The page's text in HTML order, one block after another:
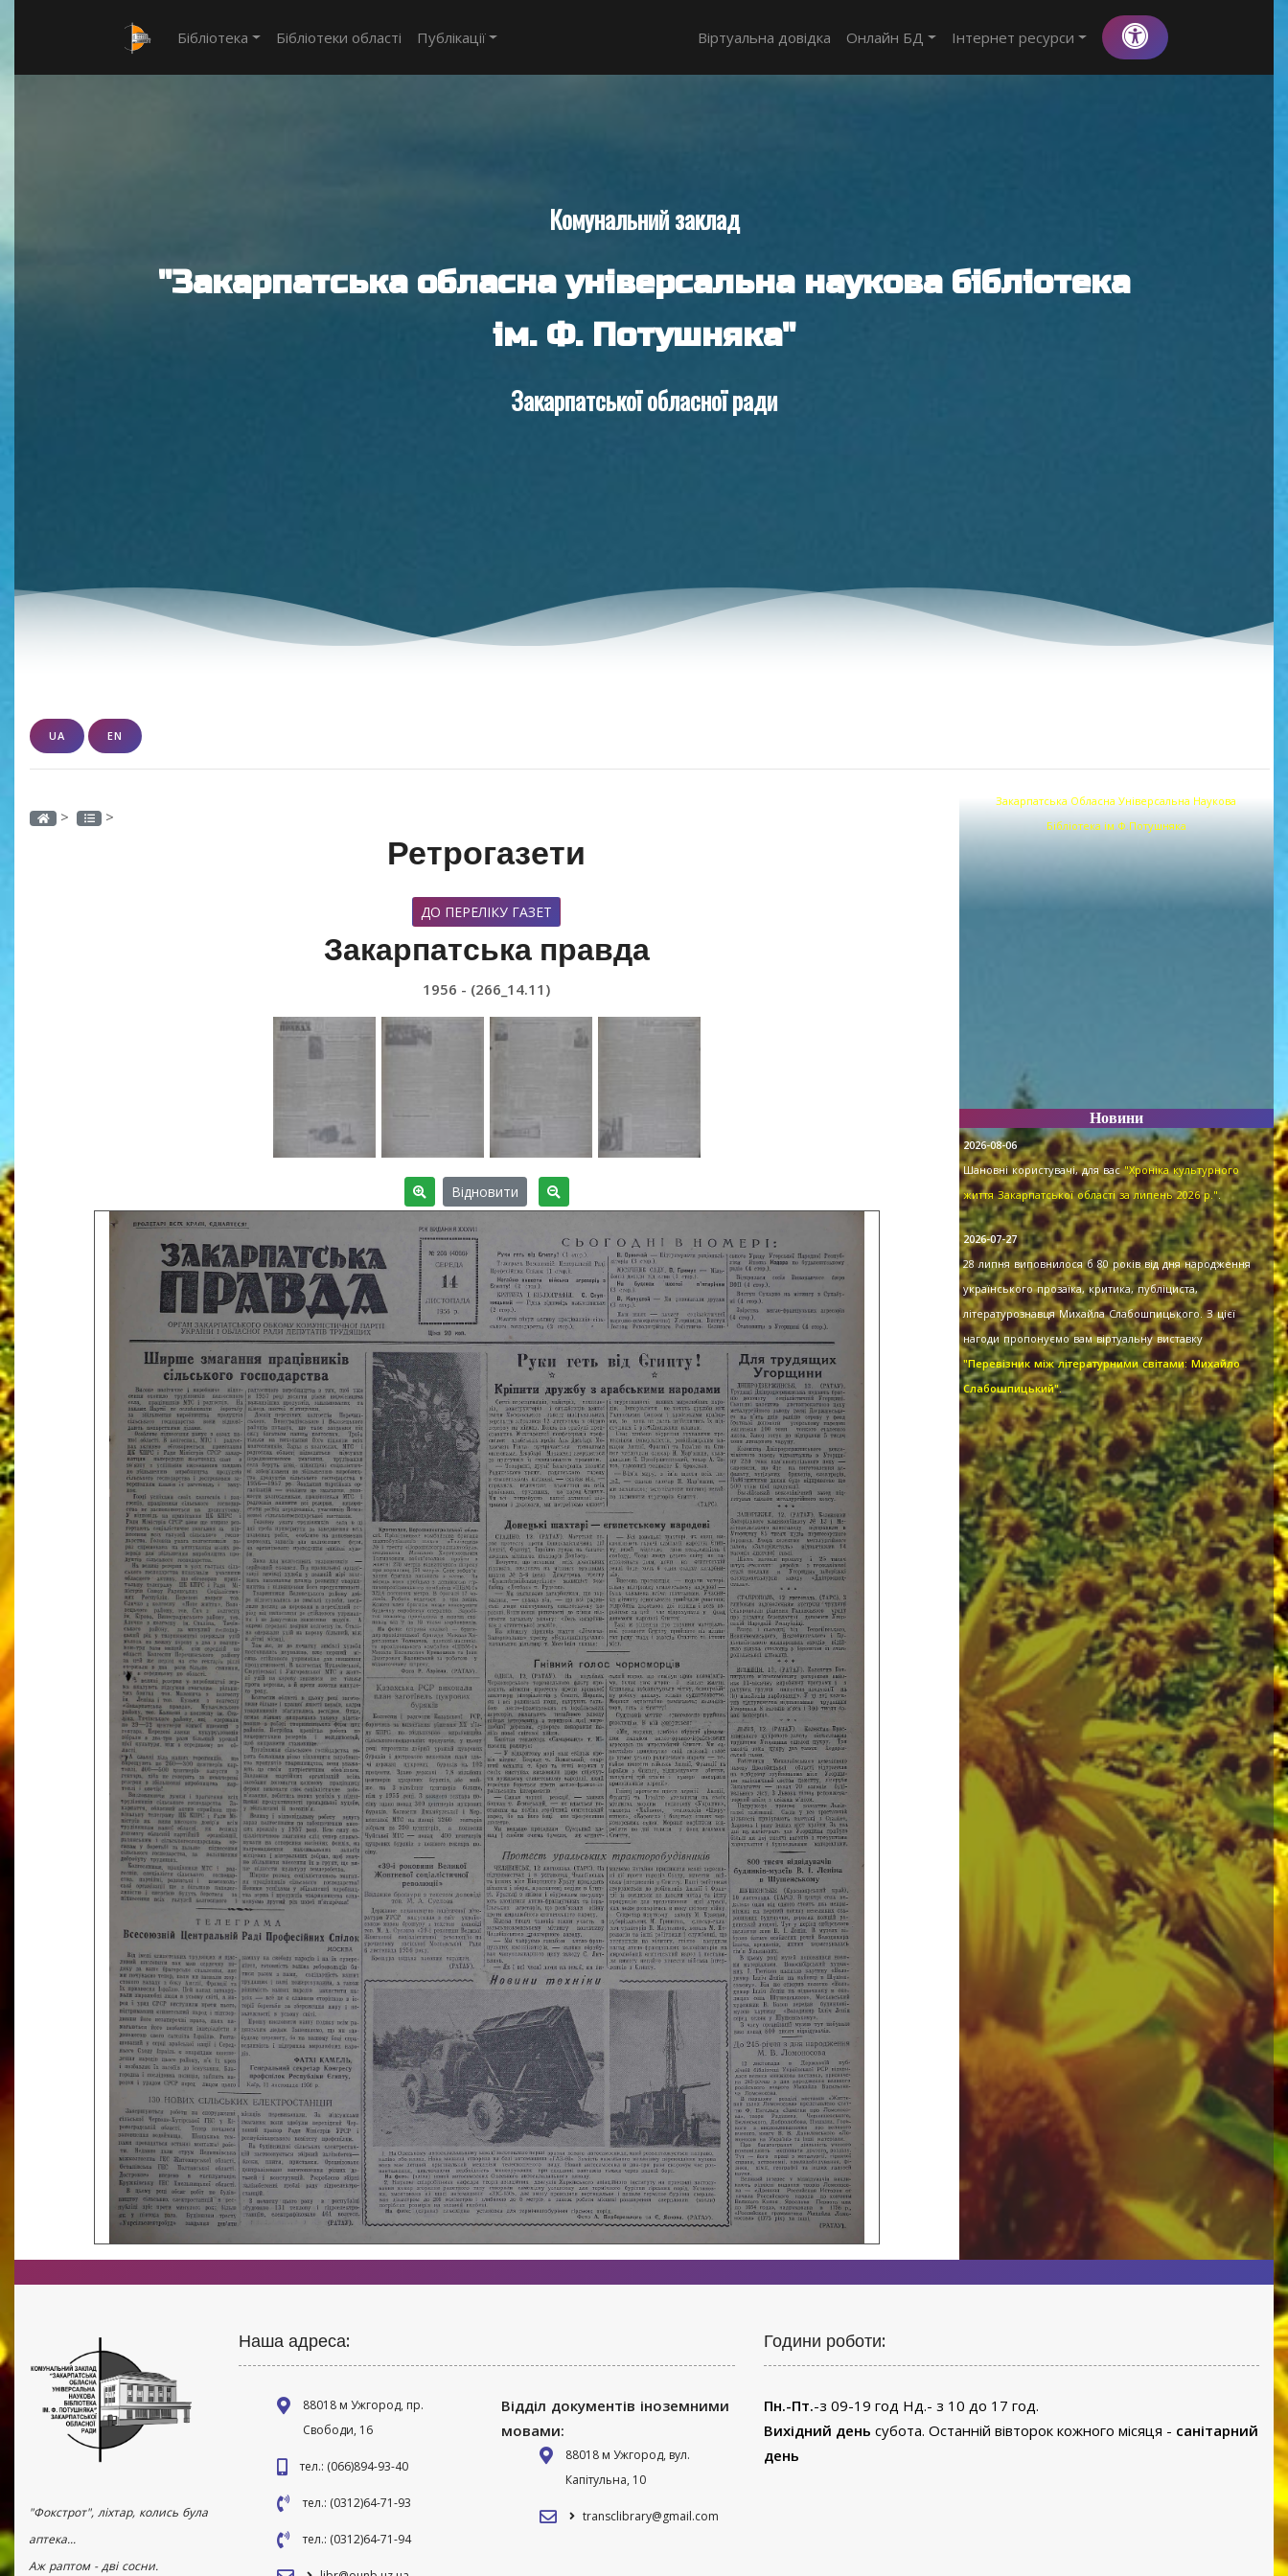
Бібліотека Бібліотеки області Публікації Віртуальна довідка Онлайн БД Інтернет ресурси
Комунальний заклад
"Закарпатська обласна універсальна наукова бібліотека
ім. Ф. Потушняка"
Закарпатської обласної ради
UA EN
> >
Ретрогазети
ДО ПЕРЕЛІКУ ГАЗЕТ
Закарпатська правда
1956 - (266_14.11)
Відновити
Закарпатська Обласна Універсальна Наукова
Бібліотека ім.Ф.Потушняка
Новини
2026-08-06
Шановні користувачі, для вас"Хроніка культурного
життя Закарпатської області за липень 2026 р.".
2026-07-27
28 липня виповнилося б 80 років від дня народження
українського прозаїка, критика, публіциста,
літературознавця Михайла Слабошпицького. З цієї
нагоди пропонуємо вам віртуальну виставку
"Перевізник між літературними світами: Михайло
Слабошпицький".
"Фокстрот", ліхтар, колись була
аптека...
Аж раптом - дві сосни.
Наша адреса:
88018 м Ужгород, пр.
Свободи, 16
тел.: (066)894-93-40
тел.: (0312)64-71-93
тел.: (0312)64-71-94
Відділ документів іноземними
мовами:
88018 м Ужгород, вул.
Капітульна, 10
transclibrary@gmail.com
Години роботи:
Пн.-Пт.-з 09-19 год Нд.- з 10 до 17 год.
Вихідний день субота. Останній вівторок кожного місяця - санітарний
день